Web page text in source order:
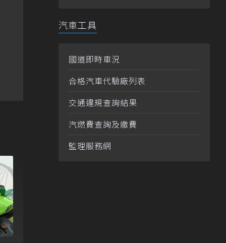
汽車工具
國道即時車況
合格汽車代驗廠列表
交通違規查詢結果
汽燃費查詢及繳費
監理服務網